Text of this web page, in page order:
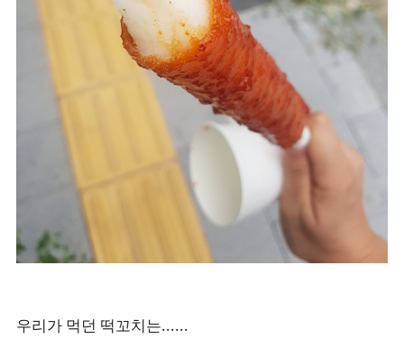
우리가 먹던 떡꼬치는......